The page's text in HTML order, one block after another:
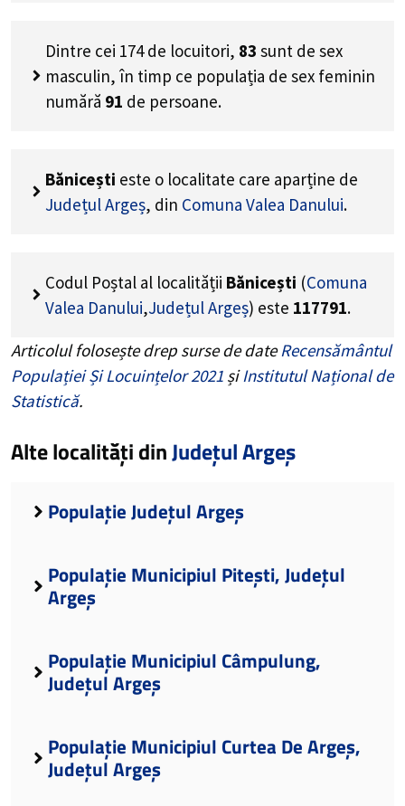
Dintre cei 174 de locuitori, 83 sunt de sex
masculin, în timp ce populația de sex feminin
numără 91 de persoane.
Bănicești este o localitate care aparține de
Județul Argeș, din Comuna Valea Danului.
Codul Poștal al localității Bănicești (Comuna
Valea Danului,Județul Argeș) este 117791.
Articolul folosește drep surse de dateRecensământul
Populației Și Locuințelor 2021 șiInstitutul Național de
Statistică.
Alte localități dinJudețul Argeș
Populație Județul Argeș
Populație Municipiul Pitești, Județul
Argeș
Populație Municipiul Câmpulung,
Județul Argeș
Populație Municipiul Curtea De Argeș,
Județul Argeș